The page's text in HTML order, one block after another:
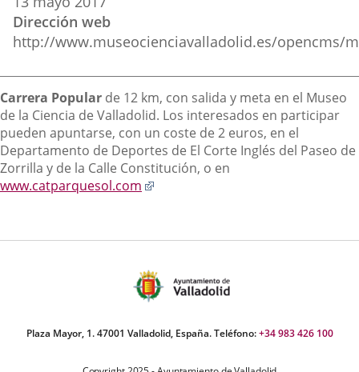
externa.
Dirección web
http://www.museocienciavalladolid.es/opencms/
Descripción
Carrera Popular de 12 km, con salida y meta en el Museo
de la Ciencia de Valladolid. Los interesados en participar
pueden apuntarse, con un coste de 2 euros, en el
Departamento de Deportes de El Corte Inglés del Paseo de
Zorrilla y de la Calle Constitución, o en
www.catparquesol.com
aplicación
Plaza Mayor, 1. 47001 Valladolid, España. Teléfono:+34 983 426 100